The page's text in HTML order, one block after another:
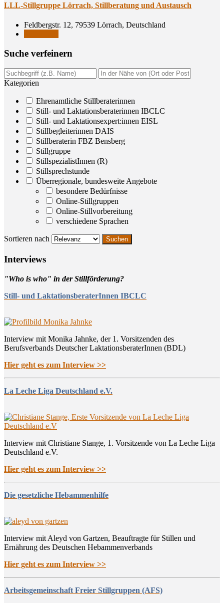
LLL-Still­grup­pe Lör­rach, Still­be­ra­tung und Austausch
Feldbergstr. 12, 79539 Lörrach, Deutschland
Suche ver­fei­nern
Kategorien
Ehrenamtliche Stillberaterinnen
Still- und Laktationsberaterinnen IBCLC
Still- und Laktationsexpert:innen EISL
Stillbegleiterinnen DAIS
Stillberaterin FBZ Bensberg
Stillgruppe
StillspezialistInnen (R)
Stillsprechstunde
Überregionale, bundesweite Angebote
besondere Bedürfnisse
Online-Stillgruppen
Online-Stillvorbereitung
verschiedene Sprachen
Sortieren nach
Inter­views
"Who is who" in der Stillförderung?
Still- und LaktationsberaterInnen IBCLC
Interview mit Monika Jahnke, der 1. Vorsitzenden des
Berufsverbands Deutscher LaktationsberaterInnen (BDL)
Hier geht es zum Interview >>
La Leche Liga Deutschland e.V.
Interview mit Christiane Stange, 1. Vorsitzende von La Leche Liga
Deutschland e.V.
Hier geht es zum Interview >>
Die gesetzliche Hebammenhilfe
Interview mit Aleyd von Gartzen, Beauftragte für Stillen und
Ernährung des Deutschen Hebammenverbands
Hier geht es zum Interview >>
Arbeitsgemeinschaft Freier Stillgruppen (AFS)